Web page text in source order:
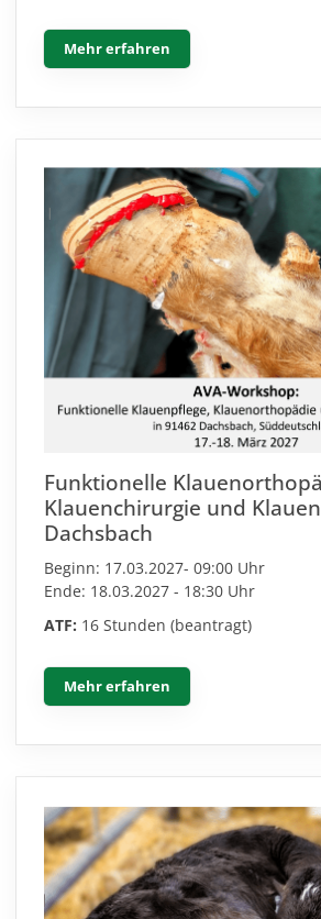
Mehr erfahren
Funktionelle
Klauenchirurgie und
Dachsbach
Beginn: 17.03.2027- 09:00 Uhr
Ende: 18.03.2027 - 18:30 Uhr
ATF: 16 Stunden (beantragt)
Mehr erfahren